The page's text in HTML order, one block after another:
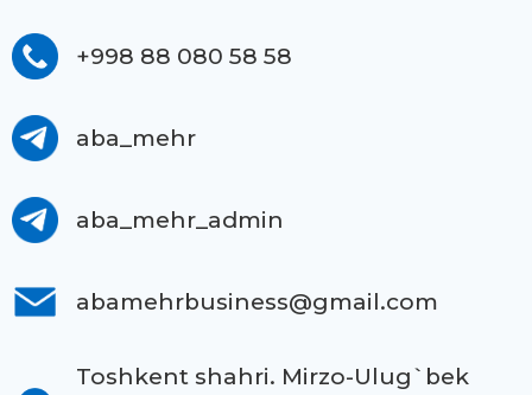
+998 88 080 58 58
aba_mehr
aba_mehr_admin
abamehrbusiness@gmail.com
Toshkent shahri. Mirzo-Ulug`bek